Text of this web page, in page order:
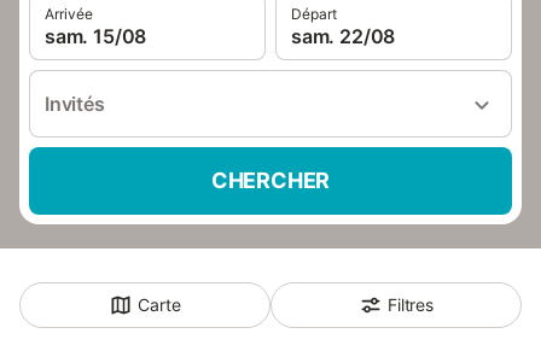
Arrivée
sam. 15/08
Départ
sam. 22/08
Invités
CHERCHER
Carte Filtres